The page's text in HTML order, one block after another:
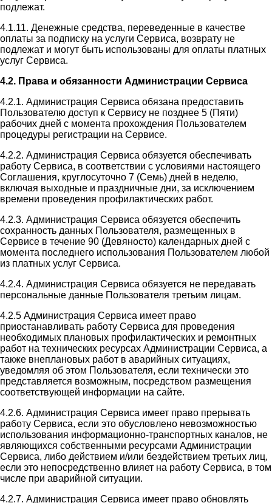
подлежат.
4.1.11. Денежные средства, переведенные в качестве
оплаты за подписку на услуги Сервиса, возврату не
подлежат и могут быть использованы для оплаты платных
услуг Сервиса.
4.2. Права и обязанности Администрации Сервиса
4.2.1. Администрация Сервиса обязана предоставить
Пользователю доступ к Сервису не позднее 5 (Пяти)
рабочих дней с момента прохождения Пользователем
процедуры регистрации на Сервисе.
4.2.2. Администрация Сервиса обязуется обеспечивать
работу Сервиса, в соответствии с условиями настоящего
Соглашения, круглосуточно 7 (Семь) дней в неделю,
включая выходные и праздничные дни, за исключением
времени проведения профилактических работ.
4.2.3. Администрация Сервиса обязуется обеспечить
сохранность данных Пользователя, размещенных в
Сервисе в течение 90 (Девяносто) календарных дней с
момента последнего использования Пользователем любой
из платных услуг Сервиса.
4.2.4. Администрация Сервиса обязуется не передавать
персональные данные Пользователя третьим лицам.
4.2.5 Администрация Сервиса имеет право
приостанавливать работу Сервиса для проведения
необходимых плановых профилактических и ремонтных
работ на технических ресурсах Администрации Сервиса, а
также внеплановых работ в аварийных ситуациях,
уведомляя об этом Пользователя, если технически это
представляется возможным, посредством размещения
соответствующей информации на сайте.
4.2.6. Администрация Сервиса имеет право прерывать
работу Сервиса, если это обусловлено невозможностью
использования информационно-транспортных каналов, не
являющихся собственными ресурсами Администрации
Сервиса, либо действием и/или бездействием третьих лиц,
если это непосредственно влияет на работу Сервиса, в том
числе при аварийной ситуации.
4.2.7. Администрация Сервиса имеет право обновлять